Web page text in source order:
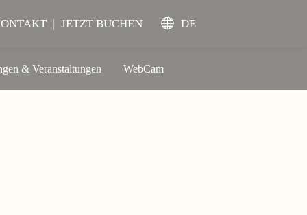
| JETZT BUCHEN DE
& Veranstaltungen WebCam